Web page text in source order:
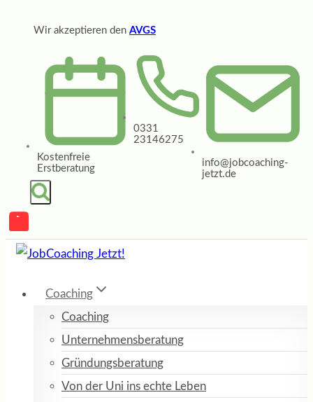
Wir akzeptieren den AVGS
Kostenfreie
Erstberatung
0331
23146275
info@jobcoaching-
jetzt.de
Coaching
Coaching
Unternehmensberatung
Gründungsberatung
Von der Uni ins echte Leben